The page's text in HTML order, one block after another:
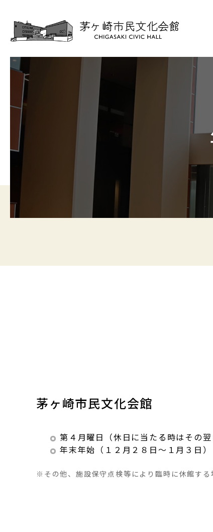
茅ヶ崎市民文化会館
第４月曜日（休日に当たる時はその
年末年始（１２月２８日～１月３日）
その他、施設保守点検等により臨時に休館する